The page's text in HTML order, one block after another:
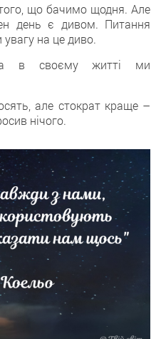
що бачимо щодня. Але
день є дивом. Питання
на це диво.
в своєму житті ми
але стократ краще –
нічого.